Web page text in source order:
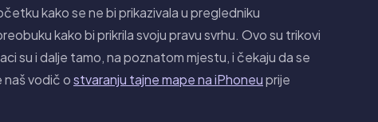
kako se ne bi prikazivala u pregledniku
kako bi prikrila svoju pravu svrhu. Ovo su trikovi
su i dalje tamo, na poznatom mjestu, i čekaju da se
vodič ostvaranju tajne mape na iPhoneuprije